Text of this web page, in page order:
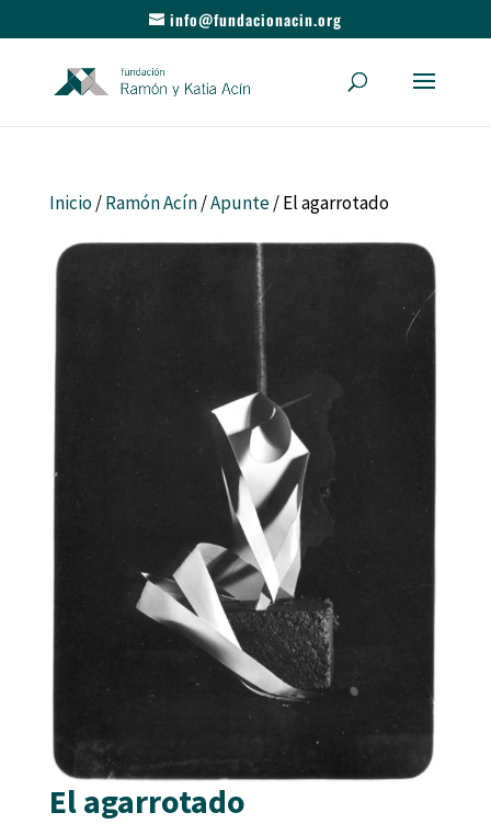
info@fundacionacin.org
Inicio/Ramón Acín/Apunte/ El agarrotado
El agarrotado